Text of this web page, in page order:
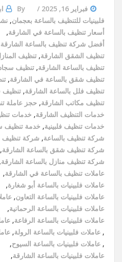
فبراير 16, 2025 By
فلبينيات للتنظيف بالساعة بعجمان,
أسعار تنظيف بالساعة في الشارقة,
أفضل شركة تنظيف بالساعة الشارقة
تنظيف الشقق الشارقة, تنظيف
تنظيف بالساعة الشارقة, تنظيف
تنظيف شقق بالساعة في الشارقة,
تنظيف فلل بالساعة الشارقة, تنظيف
تنظيف مكاتب الشارقة, حجز عاملة
خدمات التنظيف الشارقة, خدمات
خدمات تنظيف فلبينية, خدمة تنظيف
شركة تنظيف بالساعة, شركة تنظيف
شركة تنظيف شقق بالساعة الشارقة,
شركة تنظيف منازل بالساعة الشارقة,
عاملات تنظيف بالساعة في الشارقة,
عاملات فلبينيات بالساعة أبو شغارة,
عاملات فلبينيات بالساعة التعاون,
عاملات فلبينيات بالساعة الرحمانية,
عاملات فلبينيات بالساعة الرفاعة,
, عاملات فلبينيات بالساعة الرولة,
, عاملات فلبينيات بالساعة السيوح,
عاملات فلبينيات بالساعة الشارقة,